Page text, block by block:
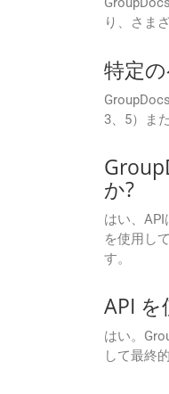
り、さま
特定
3、5）ま
か?
はい、
を使用し
す。
API
はい。
して最終